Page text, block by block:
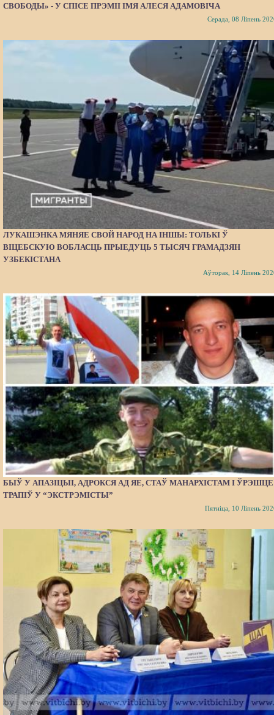
СВОБОДЫ» - У СПІСЕ ПРЭМІІ ІМЯ АЛЕСЯ АДАМОВІЧА
Серада, 08 Ліпень
ЛУКАШЭНКА МЯНЯЕ СВОЙ НАРОД НА ІНШЫ: ТОЛЬКІ Ў
ВІЦЕБСКУЮ ВОБЛАСЦЬ ПРЫЕДУЦЬ 5 ТЫСЯЧ ГРАМАДЗЯН
УЗБЕКІСТАНА
Аўторак, 14 Ліпень
БЫЎ У АПАЗІЦЫІ, АДРОКСЯ АД ЯЕ, СТАЎ МАНАРХІСТАМ І ЎРЭШЦЕ
ТРАПІЎ У “ЭКСТРЭМІСТЫ”
Пятніца, 10 Ліпень